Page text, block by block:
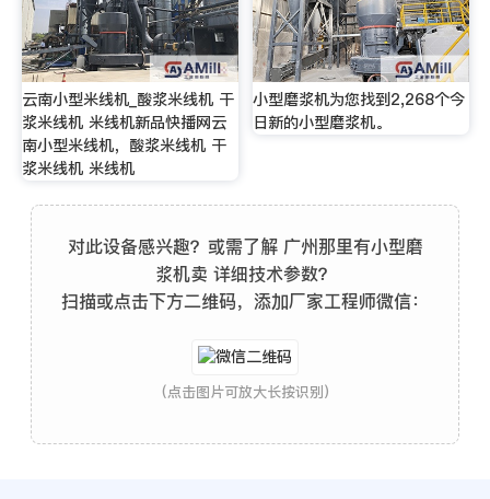
云南小型米线机_酸浆米线机 干
浆米线机 米线机新品快播网云
南小型米线机，酸浆米线机 干
浆米线机 米线机
小型磨浆机为您找到2,268个今
日新的小型磨浆机。
对此设备感兴趣？或需了解 广州那里有小型磨
浆机卖 详细技术参数？
扫描或点击下方二维码，添加厂家工程师微信：
(点击图片可放大长按识别)